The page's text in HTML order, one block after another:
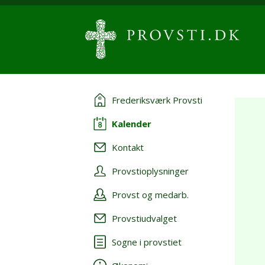
Frederiksværk Provsti
Kalender
Kontakt
Provstioplysninger
Provst og medarb.
Provstiudvalget
Sogne i provstiet